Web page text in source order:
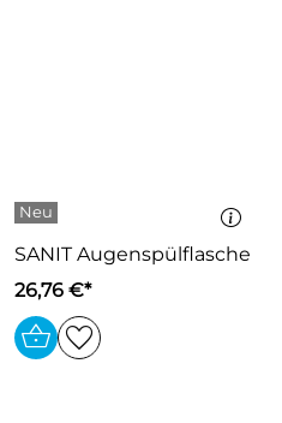
SANIT Augenspülflasche
26,76 €*